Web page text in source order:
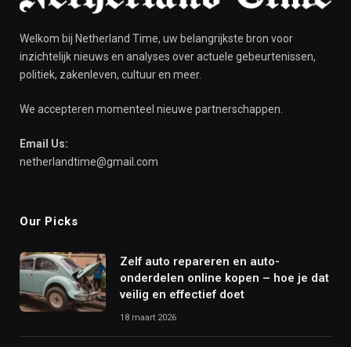
Welkom bij Netherland Time, uw belangrijkste bron voor
inzichtelijk nieuws en analyses over actuele gebeurtenissen,
politiek, zakenleven, cultuur en meer.
We accepteren momenteel nieuwe partnerschappen.
Email Us:
netherlandtime@gmail.com
Our Picks
Zelf auto repareren en auto-
onderdelen online kopen – hoe je dat
veilig en effectief doet
18 maart 2026